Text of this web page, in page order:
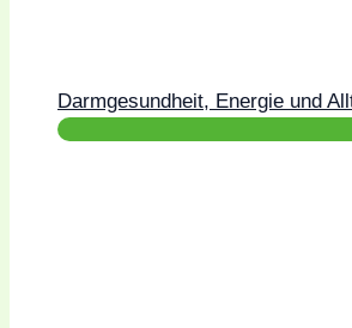
Darmgesundheit, Energie und